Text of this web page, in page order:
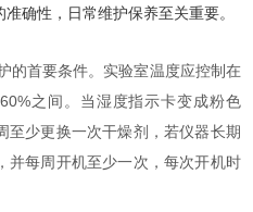
确性，日常维护保养至关重要。
首要条件。实验室温度应控制在
之间。当湿度指示卡变成粉色
至少更换一次干燥剂，若仪器长期
并每周开机至少一次，每次开机时